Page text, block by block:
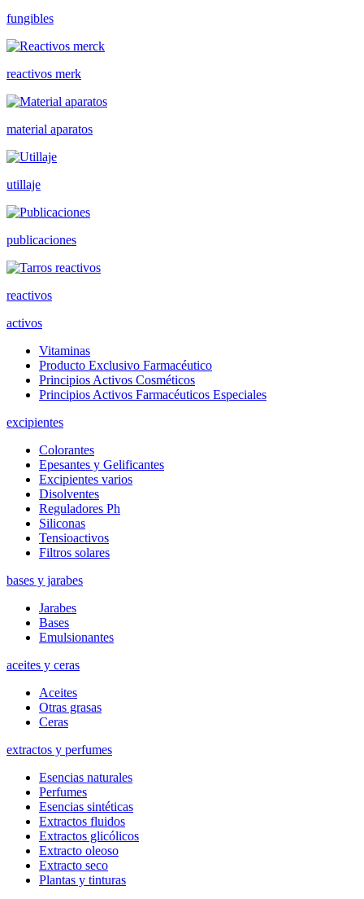
fungibles
reactivos merk
material aparatos
utillaje
publicaciones
reactivos
activos
Vitaminas
Producto Exclusivo Farmacéutico
Principios Activos Cosméticos
Principios Activos Farmacéuticos Especiales
excipientes
Colorantes
Epesantes y Gelificantes
Excipientes varios
Disolventes
Reguladores Ph
Siliconas
Tensioactivos
Filtros solares
bases y jarabes
Jarabes
Bases
Emulsionantes
aceites y ceras
Aceites
Otras grasas
Ceras
extractos y perfumes
Esencias naturales
Perfumes
Esencias sintéticas
Extractos fluidos
Extractos glicólicos
Extracto oleoso
Extracto seco
Plantas y tinturas